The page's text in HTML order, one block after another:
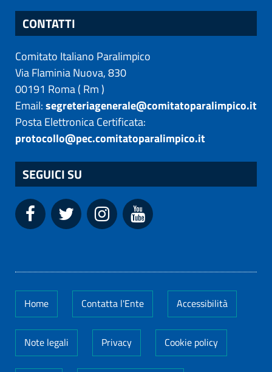
CONTATTI
Comitato Italiano Paralimpico
Via Flaminia Nuova, 830
00191 Roma( Rm)
Email:segreteriagenerale@comitatoparalimpico.it
Posta Elettronica Certificata:
protocollo@pec.comitatoparalimpico.it
SEGUICI SU
Home Contatta l'Ente Accessibilità
Note legali Privacy Cookie policy